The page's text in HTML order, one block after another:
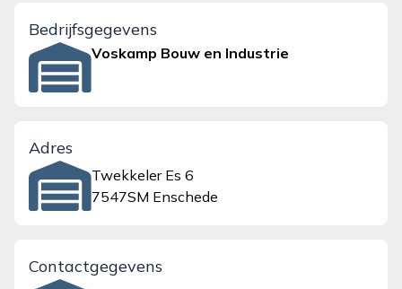
Bedrijfsgegevens
Voskamp Bouw en Industrie
Adres
Twekkeler Es 6
7547SM Enschede
Contactgegevens